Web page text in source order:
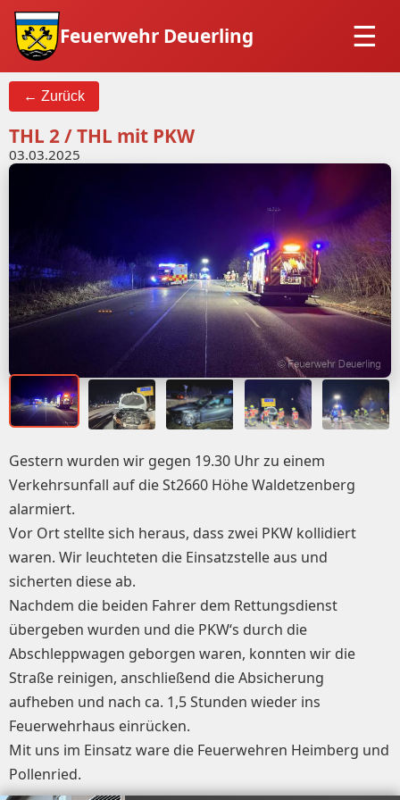
Feuerwehr Deuerling
← Zurück
THL 2 / THL mit PKW
03.03.2025
Gestern wurden wir gegen 19.30 Uhr zu einem
Verkehrsunfall auf die St2660 Höhe Waldetzenberg
alarmiert.
Vor Ort stellte sich heraus, dass zwei PKW kollidiert
waren. Wir leuchteten die Einsatzstelle aus und
sicherten diese ab.
Nachdem die beiden Fahrer dem Rettungsdienst
übergeben wurden und die PKW‘s durch die
Abschleppwagen geborgen waren, konnten wir die
Straße reinigen, anschließend die Absicherung
aufheben und nach ca. 1,5 Stunden wieder ins
Feuerwehrhaus einrücken.
Mit uns im Einsatz ware die Feuerwehren Heimberg und
Pollenried.